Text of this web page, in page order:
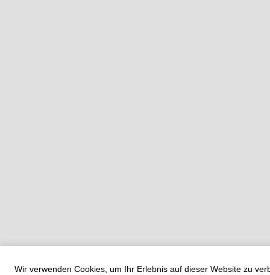
Wir verwenden Cookies, um Ihr Erlebnis auf dieser Website zu